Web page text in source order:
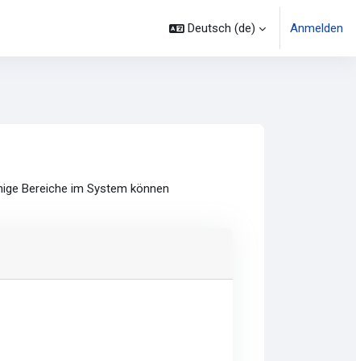
Deutsch ‎(de)‎ Anmelden
Bereiche im System können